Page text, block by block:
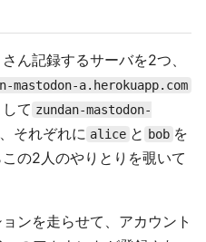
ん記録するサーバを2つ、
mastodon-a.herokuapp.com
て zundan-mastodon-
、それぞれに alice と bob を
の2人のやりとりを覗いて
ンを走らせて、アカウント